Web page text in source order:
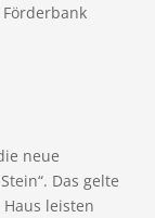
neue
Das gelte
leisten